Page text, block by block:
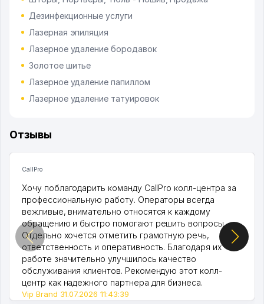
Дезинфекционные услуги
Лазерная эпиляция
Лазерное удаление бородавок
Золотое шитье
Лазерное удаление папиллом
Лазерное удаление татуировок
Отзывы
CallPro
Хочу поблагодарить команду CallPro колл-центра за
профессиональную работу. Операторы всегда
вежливые, внимательно относятся к каждому
обращению и быстро помогают решить вопросы.
Отдельно хочется отметить грамотную речь,
ответственность и оперативность. Благодаря их
работе значительно улучшилось качество
обслуживания клиентов. Рекомендую этот колл-
центр как надежного партнера для бизнеса.
Vip Brand 31.07.2026 11:43:39